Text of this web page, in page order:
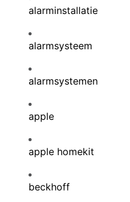
alarminstallatie
alarmsysteem
alarmsystemen
apple
apple homekit
beckhoff